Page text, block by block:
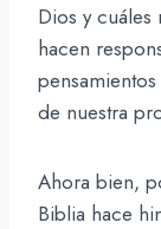
Dios y cuáles
hacen
de nuestra
Ahora bien,
Biblia hace